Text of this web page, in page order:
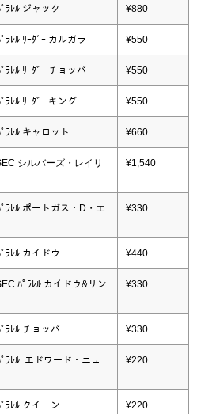
ﾗﾚﾙ ジャック ¥880
ﾗﾚﾙ ﾘｰﾀﾞｰ カルガラ ¥550
ﾗﾚﾙ ﾘｰﾀﾞｰ チョッパー ¥550
ﾗﾚﾙ ﾘｰﾀﾞｰ キング ¥550
ﾗﾚﾙ キャロット ¥660
シルバーズ・レイリ
¥1,540
ﾗﾚﾙ ポートガス・D・エ
¥330
ﾗﾚﾙ カイドウ ¥440
ﾊﾟﾗﾚﾙ カイドウ&リン
¥330
ﾗﾚﾙ チョッパー ¥330
ﾗﾚﾙ エドワード・ニュ
¥220
ﾗﾚﾙ クイーン ¥220